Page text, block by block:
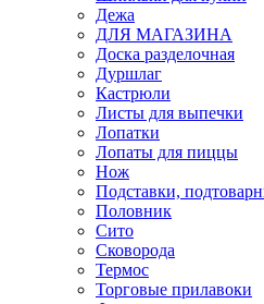
Дежа
ДЛЯ МАГАЗИНА
Доска разделочная
Дуршлаг
Кастрюли
Листы для выпечки
Лопатки
Лопаты для пиццы
Нож
Подставки,
Половник
Сито
Сковорода
Термос
Торговые прилавоки